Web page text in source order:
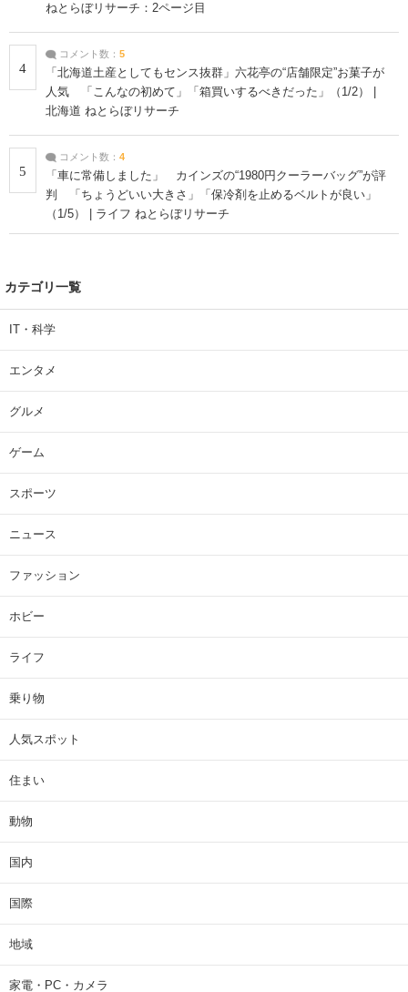
ねとらぼリサーチ：2ページ目
4
コメント数： 5
「北海道土産としてもセンス抜群」六花亭の“店舗限定”お菓子が
人気 「こんなの初めて」「箱買いするべきだった」（1/2） |
北海道 ねとらぼリサーチ
5
コメント数： 4
「車に常備しました」 カインズの“1980円クーラーバッグ”が評
判 「ちょうどいい大きさ」「保冷剤を止めるベルトが良い」
（1/5） | ライフ ねとらぼリサーチ
カテゴリ一覧
IT・科学
エンタメ
グルメ
ゲーム
スポーツ
ニュース
ファッション
ホビー
ライフ
乗り物
人気スポット
住まい
動物
国内
国際
地域
家電・PC・カメラ